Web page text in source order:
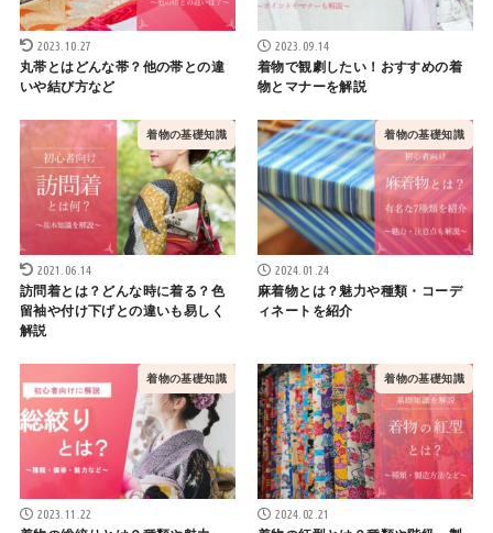
2023.10.27
丸帯とはどんな帯？他の帯との違
いや結び方など
2023.09.14
着物で観劇したい！おすすめの着
物とマナーを解説
着物の基礎知識
2021.06.14
訪問着とは？どんな時に着る？色
留袖や付け下げとの違いも易しく
解説
着物の基礎知識
2024.01.24
麻着物とは？魅力や種類・コーデ
ィネートを紹介
着物の基礎知識
2023.11.22
着物の基礎知識
2024.02.21